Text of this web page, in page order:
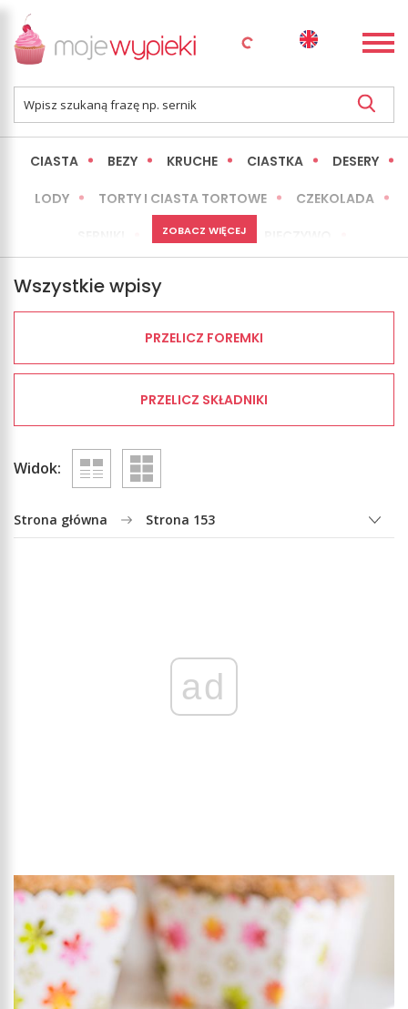
CIASTA BEZY KRUCHE CIASTKA DESERY
LODY TORTY I CIASTA TORTOWE CZEKOLADA
MINI WYPIEKI
LŻEJSZE / ZDROWSZE INNE
ZOBACZ WIĘCEJ
Wszystkie wpisy
PRZELICZ FOREMKI
PRZELICZ SKŁADNIKI
Widok:
Strona główna Strona 153
ad